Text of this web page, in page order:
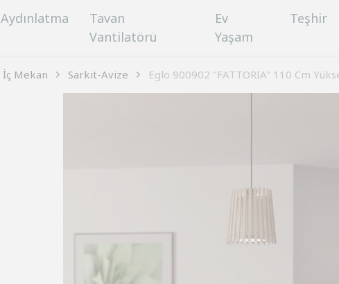
Aydınlatma
Tavan
Vantilatörü
Ev
Yaşam
Teşhir
İç Mekan Sarkıt-Avize Eglo 900902 "FATTORIA" 110 Cm